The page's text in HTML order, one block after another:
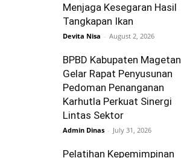
Menjaga Kesegaran Hasil
Tangkapan Ikan
Devita Nisa - August 2, 2026
BPBD Kabupaten Magetan
Gelar Rapat Penyusunan
Pedoman Penanganan
Karhutla Perkuat Sinergi
Lintas Sektor
Admin Dinas - July 31, 2026
Pelatihan Kepemimpinan